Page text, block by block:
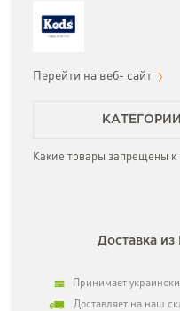
Перейти на веб- сайт
КАТЕГОРИИ
Какие товары запрещены к
Доставка из
Принимает
Доставляет на наш